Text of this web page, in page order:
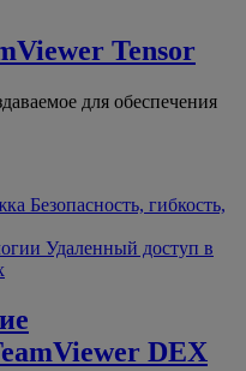
Tensor
для обеспечения
Безопасность, гибкость,
Удаленный доступ в
DEX